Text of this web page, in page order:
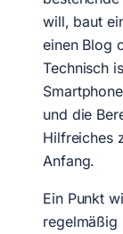
will, baut
einen Blog
Technisch
und die
Hilfreiches
Anfang.
Ein Punkt
regelmäßig